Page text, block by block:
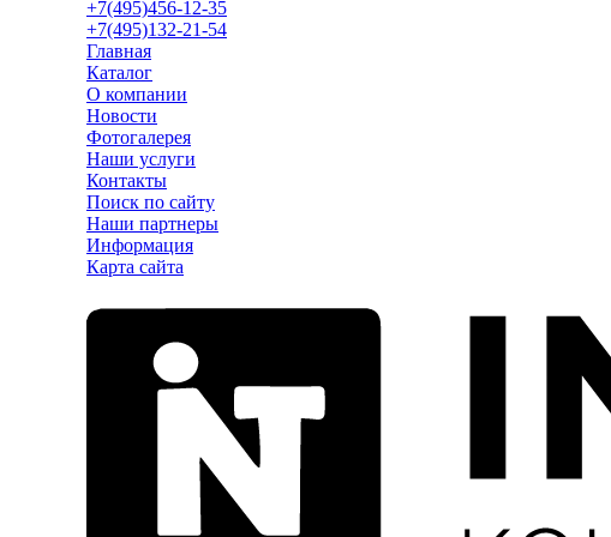
+7(495)456-12-35
+7(495)132-21-54
Главная
Каталог
О компании
Новости
Фотогалерея
Наши услуги
Контакты
Поиск по сайту
Наши партнеры
Информация
Карта сайта